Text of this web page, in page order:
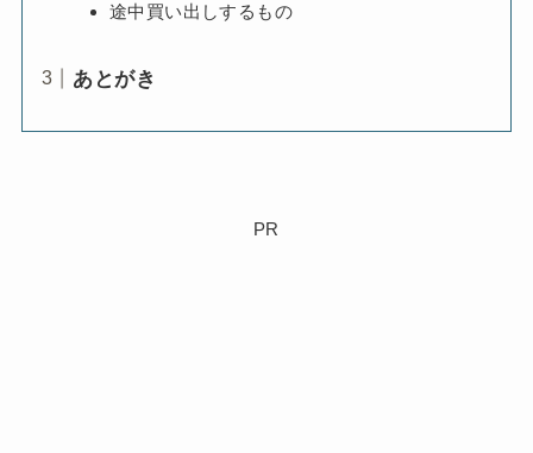
途中買い出しするもの
あとがき
PR